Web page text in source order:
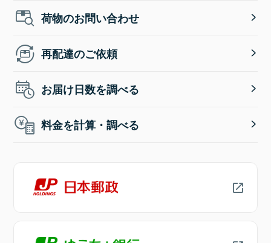
荷物のお問い合わせ
再配達のご依頼
お届け日数を調べる
料金を計算・調べる